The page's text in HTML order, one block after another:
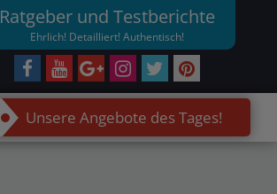
Ratgeber und Testberichte
Ehrlich! Detailliert! Authentisch!
Unsere Angebote des Tages!